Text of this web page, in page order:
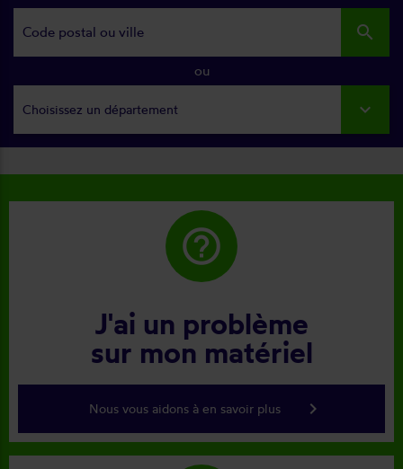
search
ou
Choisissez un département
help_outline
J'ai un problème
sur mon matériel
Nous vous aidons à en savoir plus keyboard_arrow_right